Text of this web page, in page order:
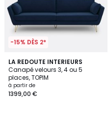
-15% DÈS 2*
LA REDOUTE INTERIEURS
Canapé velours 3, 4 ou 5
places, TOPIM
à partir de
1399,00 €
4,1
/ 5
6
Couleurs